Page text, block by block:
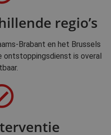
regio’s
Brabant en het Brussels
ontstoppingsdienst is overal